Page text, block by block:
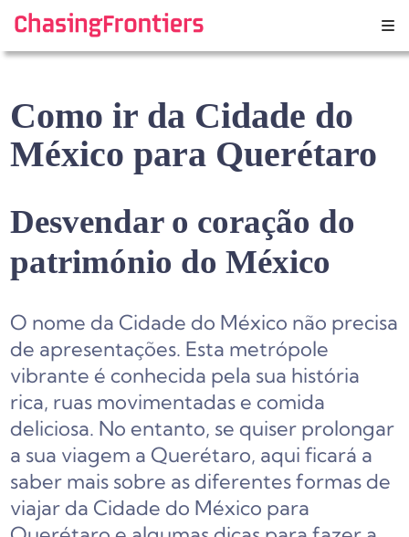
content
Como ir da Cidade do
México para Querétaro
Desvendar o coração do
património do México
O nome da Cidade do México não precisa
de apresentações. Esta metrópole
vibrante é conhecida pela sua história
rica, ruas movimentadas e comida
deliciosa. No entanto, se quiser prolongar
a sua viagem a Querétaro, aqui ficará a
saber mais sobre as diferentes formas de
viajar da Cidade do México para